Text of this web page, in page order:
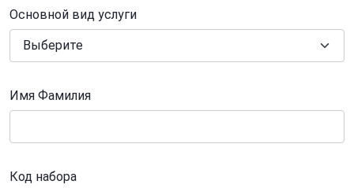
Основной вид услуги
Имя Фамилия
Код набора